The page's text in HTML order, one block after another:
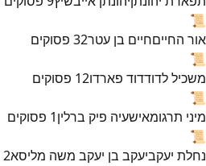
📜
אור החייםחיים בן עטר32 פסוקים
📜
משכיל לדודדוד פארדו12 פסוקים
📜
מיני תרגומאישעיה פיק ברלין1 פסוקים
📜
נחלת יעקביעקב בן יעקב משה מליסא2